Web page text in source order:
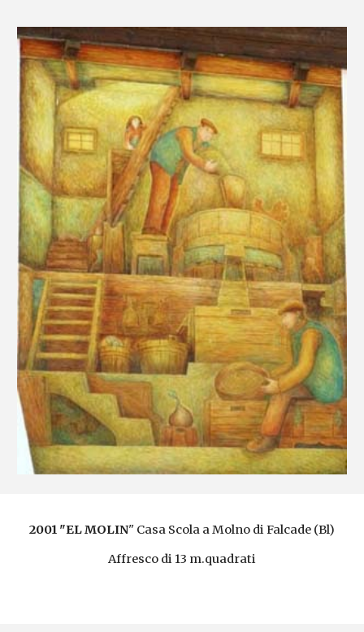
2001 "EL MOLIN" Casa Scola a Molno di Falcade (Bl)
Affresco di 13 m.quadrati